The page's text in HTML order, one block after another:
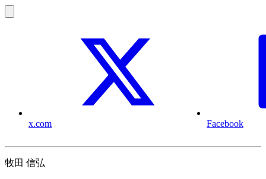
x.com Facebook
牧田 信弘